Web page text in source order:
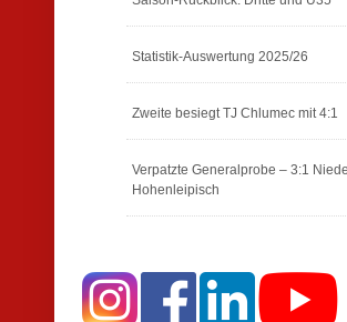
Statistik-Auswertung 2025/26
Zweite besiegt TJ Chlumec mit 4:1
Verpatzte Generalprobe – 3:1
Hohenleipisch